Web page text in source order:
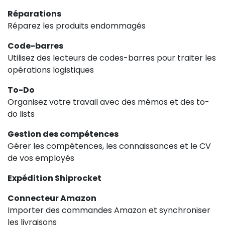
Réparations
Réparez les produits endommagés
Code-barres
Utilisez des lecteurs de codes-barres pour traiter les
opérations logistiques
To-Do
Organisez votre travail avec des mémos et des to-
do lists
Gestion des compétences
Gérer les compétences, les connaissances et le CV
de vos employés
Expédition Shiprocket
Connecteur Amazon
Importer des commandes Amazon et synchroniser
les livraisons